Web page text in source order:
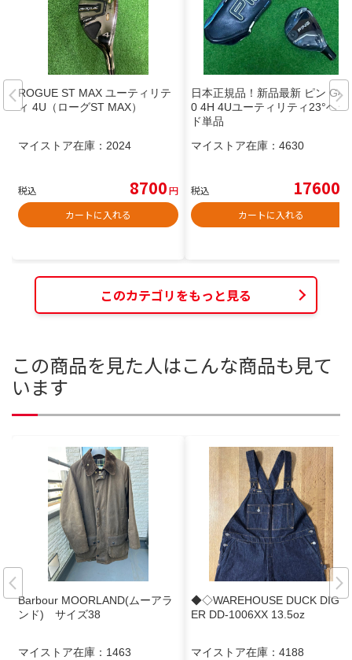
ROGUE ST MAX ユーティリテ
ィ 4U（ローグST MAX）
マイストア在庫： 2024
税込 8700円
カートに入れる
日本正規品！新品最新 ピン G44
0 4H 4Uユーティリティ23°ヘッ
ド単品
マイストア在庫： 4630
税込 17600
カートに入れる
このカテゴリをもっと見る
この商品を見た人はこんな商品も見て
います
Barbour MOORLAND(ムーアラ
ンド) サイズ38
マイストア在庫： 1463
◆◇WAREHOUSE DUCK DIGG
ER DD-1006XX 13.5oz
マイストア在庫： 4188